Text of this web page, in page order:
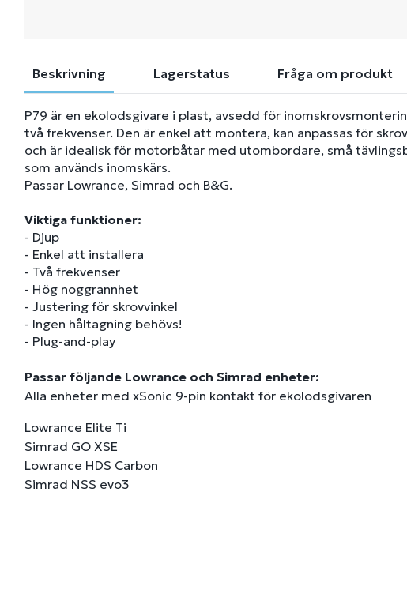
Beskrivning Lagerstatus Fråga om produkt
P79 är en ekolodsgivare i plast, avsedd för
två frekvenser. Den är enkel att montera, kan anpassas för
och är idealisk för motorbåtar med utombordare, små
som används inomskärs.
Passar Lowrance, Simrad och B&G.
Viktiga funktioner:
- Djup
- Enkel att installera
- Två frekvenser
- Hög noggrannhet
- Justering för skrovvinkel
- Ingen håltagning behövs!
- Plug-and-play
Passar följande Lowrance och Simrad enheter:
Alla enheter med xSonic 9-pin kontakt för ekolodsgivaren
Lowrance Elite Ti
Simrad GO XSE
Lowrance HDS Carbon
Simrad NSS evo3